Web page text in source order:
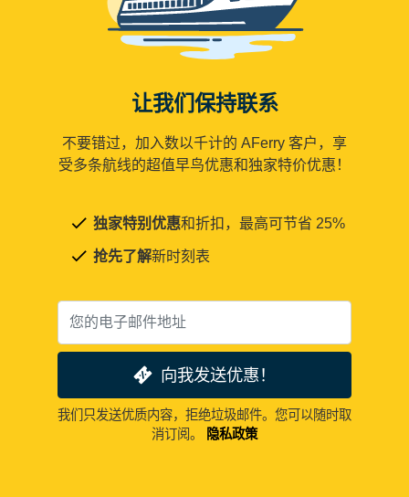
让我们保持联系
不要错过，加入数以千计的 AFerry 客户，享
受多条航线的超值早鸟优惠和独家特价优惠！
独家特别优惠和折扣，最高可节省 25%
抢先了解新时刻表
向我发送优惠！
我们只发送优质内容，拒绝垃圾邮件。您可以随时取
消订阅。
隐私政策